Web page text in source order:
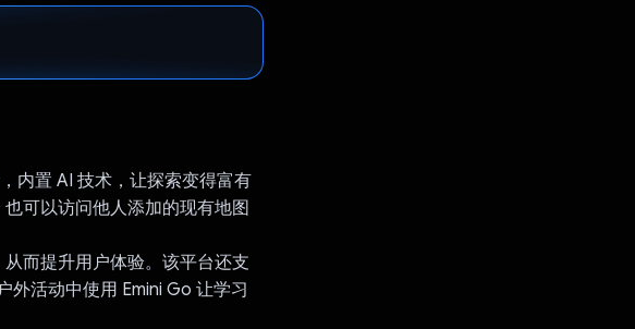
内置 AI 技术，让探索变得富有
可以访问他人添加的现有地图
而提升用户体验。该平台还支
外活动中使用 Emini Go 让学习